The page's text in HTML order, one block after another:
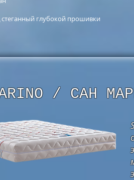
глубокой прошивки
/ САН